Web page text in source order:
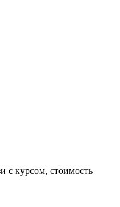
с курсом, стоимость